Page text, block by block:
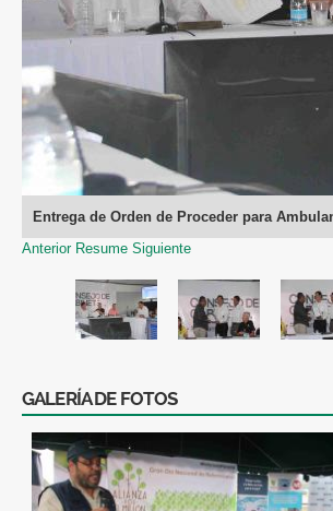
Entrega de Orden de Proceder para
Anterior Resume Siguiente
GALERÍA DE FOTOS